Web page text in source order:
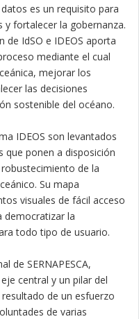
es un requisito para
y fortalecer la gobernanza.
de IdSO e IDEOS aporta
mediante el cual
mejorar los
las decisiones
sostenible del océano.
IDEOS son levantados
que ponen a disposición
de la
Su mapa
visuales de fácil acceso
la
todo tipo de usuario.
de SERNAPESCA,
central y un pilar del
de un esfuerzo
de varias